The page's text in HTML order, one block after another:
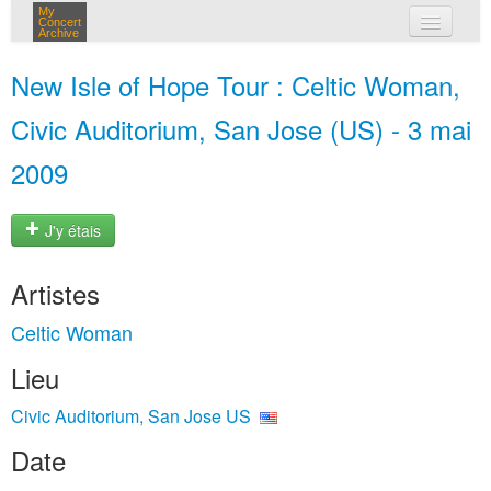
My
Concert
Archive
New Isle of Hope Tour : Celtic Woman,
Civic Auditorium, San Jose (US) - 3 mai
2009
J'y étais
Artistes
Celtic Woman
Lieu
Civic Auditorium, San Jose US
Date